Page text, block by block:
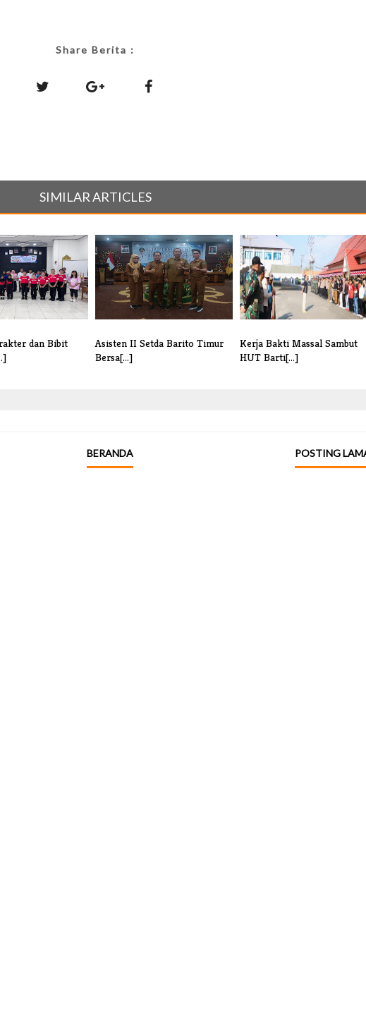
Share Berita :
SIMILAR ARTICLES
dan Bibit
Asisten II Setda Barito Timur
Bersa[...]
Kerja Bakti Massal Sambut
HUT Barti[...]
POSTING
BERANDA